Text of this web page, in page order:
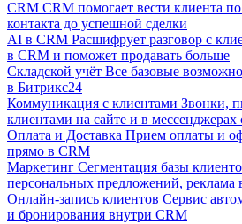
CRM CRM помогает вести клиента
контакта до успешной сделки
AI в CRM Расшифрует разговор с
в CRM и поможет продавать больше
Складской учёт Все базовые
в Битрикс24
Коммуникация с клиентами Звонки,
клиентами на сайте и в
Оплата и Доставка Прием оплаты и
прямо в CRM
Маркетинг Сегментация базы
персональных предложений, реклама
Онлайн-запись клиентов Сервис
и бронирования внутри CRM